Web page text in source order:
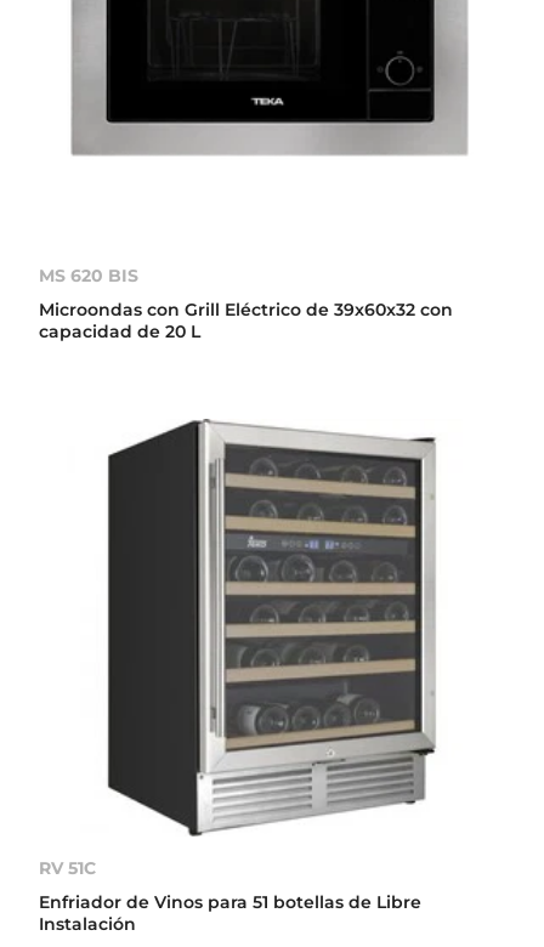
MS 620 BIS
Microondas con Grill Eléctrico de 39x60x32 con
capacidad de 20 L
RV 51C
Enfriador de Vinos para 51 botellas de Libre
Instalación